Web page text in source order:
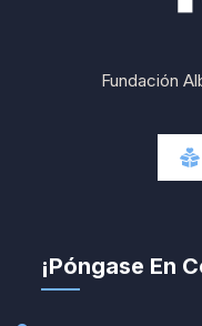
Fundación
¡Póngase En